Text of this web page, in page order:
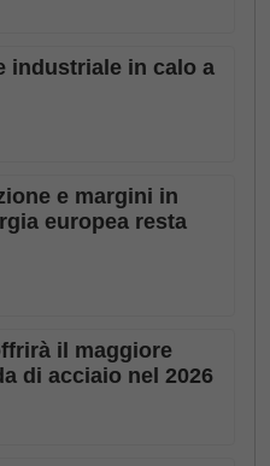
industriale in calo a
e margini in
europea resta
il maggiore
di acciaio nel 2026